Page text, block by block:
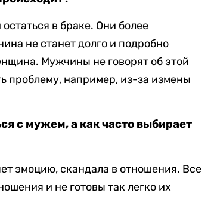
в браке. Они более
не станет долго и подробно
Мужчины не говорят об этой
проблему, например, из-за измены
с мужем, а как часто выбирает
эмоцию, скандала в отношения. Все
и не готовы так легко их